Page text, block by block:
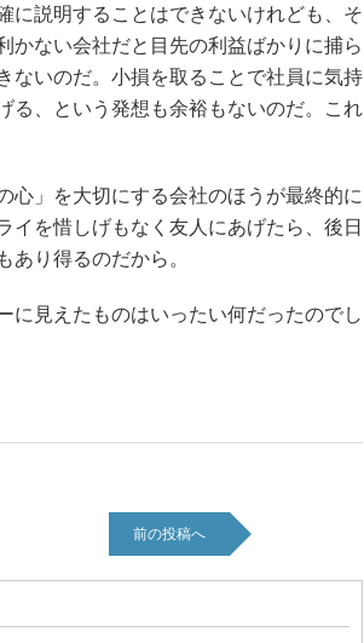
に説明することはできないけれども、そ
かない会社だと目先の利益ばかりに捕ら
ないのだ。小損を取ることで社員に気持
る、という発想も余裕もないのだ。これ
」を大切にする会社のほうが最終的に
イを惜しげもなく友人にあげたら、後日
あり得るのだから。
見えたものはいったい何だったのでし
前の投稿へ